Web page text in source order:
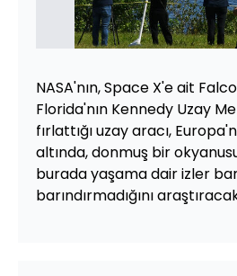
NASA'nın, Space X'e ait
Florida'nın Kennedy Uzay
fırlattığı uzay aracı,
altında, donmuş bir
burada yaşama dair izler
barındırmadığını